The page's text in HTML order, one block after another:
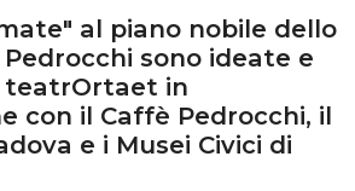
al piano nobile dello
sono ideate e
teatrOrtaet in
con il Caffè Pedrocchi, il
e i Musei Civici di